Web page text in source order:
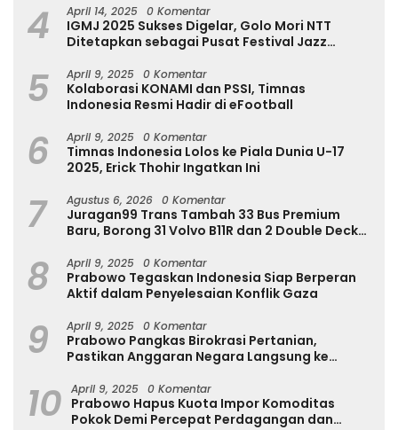
4 April 14, 2025 0 Komentar
IGMJ 2025 Sukses Digelar, Golo Mori NTT
Ditetapkan sebagai Pusat Festival Jazz
5 April 9, 2025 0 Komentar
Kolaborasi KONAMI dan PSSI, Timnas
Indonesia Resmi Hadir di eFootball
6 April 9, 2025 0 Komentar
Timnas Indonesia Lolos ke Piala Dunia U-17
2025, Erick Thohir Ingatkan Ini
7 Agustus 6, 2026 0 Komentar
Juragan99 Trans Tambah 33 Bus Premium
Baru, Borong 31 Volvo B11R dan 2 Double Decker
8 April 9, 2025 0 Komentar
Prabowo Tegaskan Indonesia Siap Berperan
Aktif dalam Penyelesaian Konflik Gaza
9 April 9, 2025 0 Komentar
Prabowo Pangkas Birokrasi Pertanian,
Pastikan Anggaran Negara Langsung ke
10 April 9, 2025 0 Komentar
Prabowo Hapus Kuota Impor Komoditas
Pokok Demi Percepat Perdagangan dan